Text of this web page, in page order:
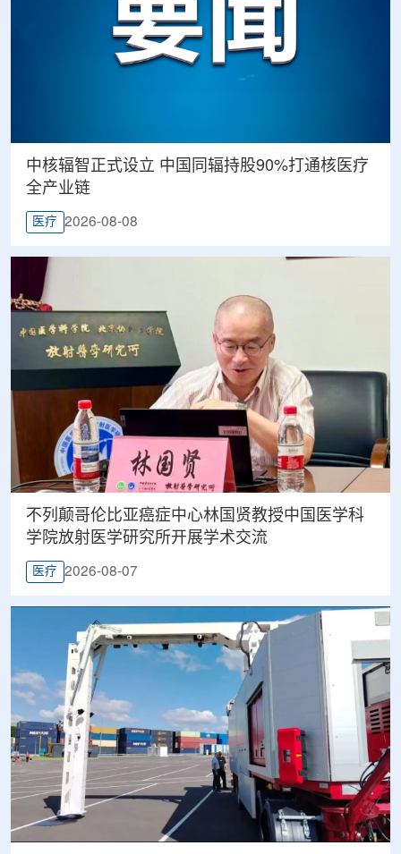
中核辐智正式设立 中国同辐持股90%打通核医疗
全产业链
医疗 2026-08-08
不列颠哥伦比亚癌症中心林国贤教授中国医学科
学院放射医学研究所开展学术交流
医疗 2026-08-07